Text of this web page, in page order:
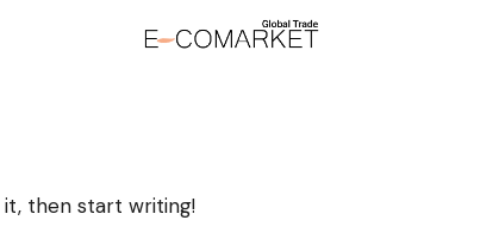
it, then start writing!